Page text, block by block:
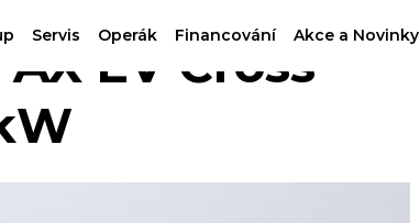
Servis Operák Financování Akce a Novinky
EV Cross